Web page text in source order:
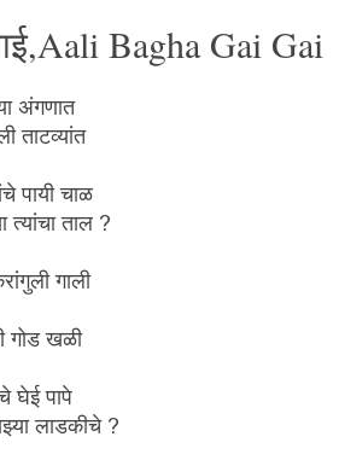
Bagha Gai Gai
अंगणात
ताटव्यांत
पायी चाळ
त्यांचा ताल ?
गाली
गोड खळी
घेई पापे
लाडकीचे ?